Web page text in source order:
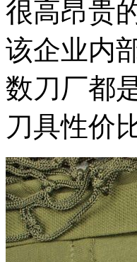
很高昂贵
该企业内
数刀厂都
刀具性价